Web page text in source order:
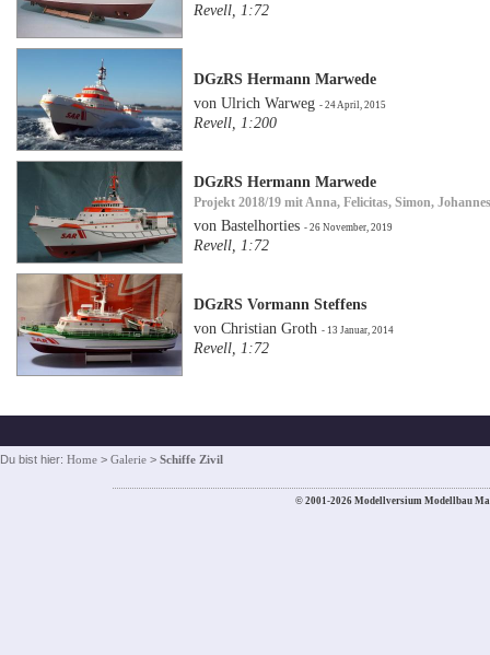
Revell, 1:72
DGzRS Hermann Marwede
von Ulrich Warweg- 24 April, 2015
Revell, 1:200
DGzRS Hermann Marwede
Projekt 2018/19 mit Anna, Felicitas, Simon,
von Bastelhorties- 26 November, 2019
Revell, 1:72
DGzRS Vormann Steffens
von Christian Groth- 13 Januar, 2014
Revell, 1:72
Du bist hier: Home > Galerie > Schiffe Zivil
© 2001-2026 Modellversium Modellbau